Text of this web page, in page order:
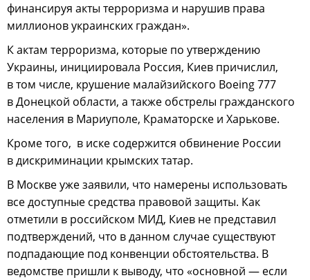
финансируя акты терроризма и нарушив права
миллионов украинских граждан».
К актам терроризма, которые по утверждению
Украины, инициировала Россия, Киев причислил,
в том числе, крушение малайзийского Boeing 777
в Донецкой области, а также обстрелы гражданского
населения в Мариуполе, Краматорске и Харькове.
Кроме того, в иске содержится обвинение России
в дискриминации крымских татар.
В Москве уже заявили, что намерены использовать
все доступные средства правовой защиты. Как
отметили в российском МИД, Киев не представил
подтверждений, что в данном случае существуют
подпадающие под конвенции обстоятельства. В
ведомстве пришли к выводу, что «основной — если